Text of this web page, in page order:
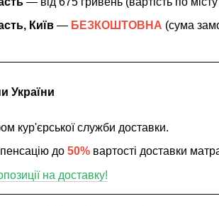
Київ — БЕЗКОШТОВНА (сума
України
кур'єрської служби доставки.
до 50% вартості доставки
на доставку!